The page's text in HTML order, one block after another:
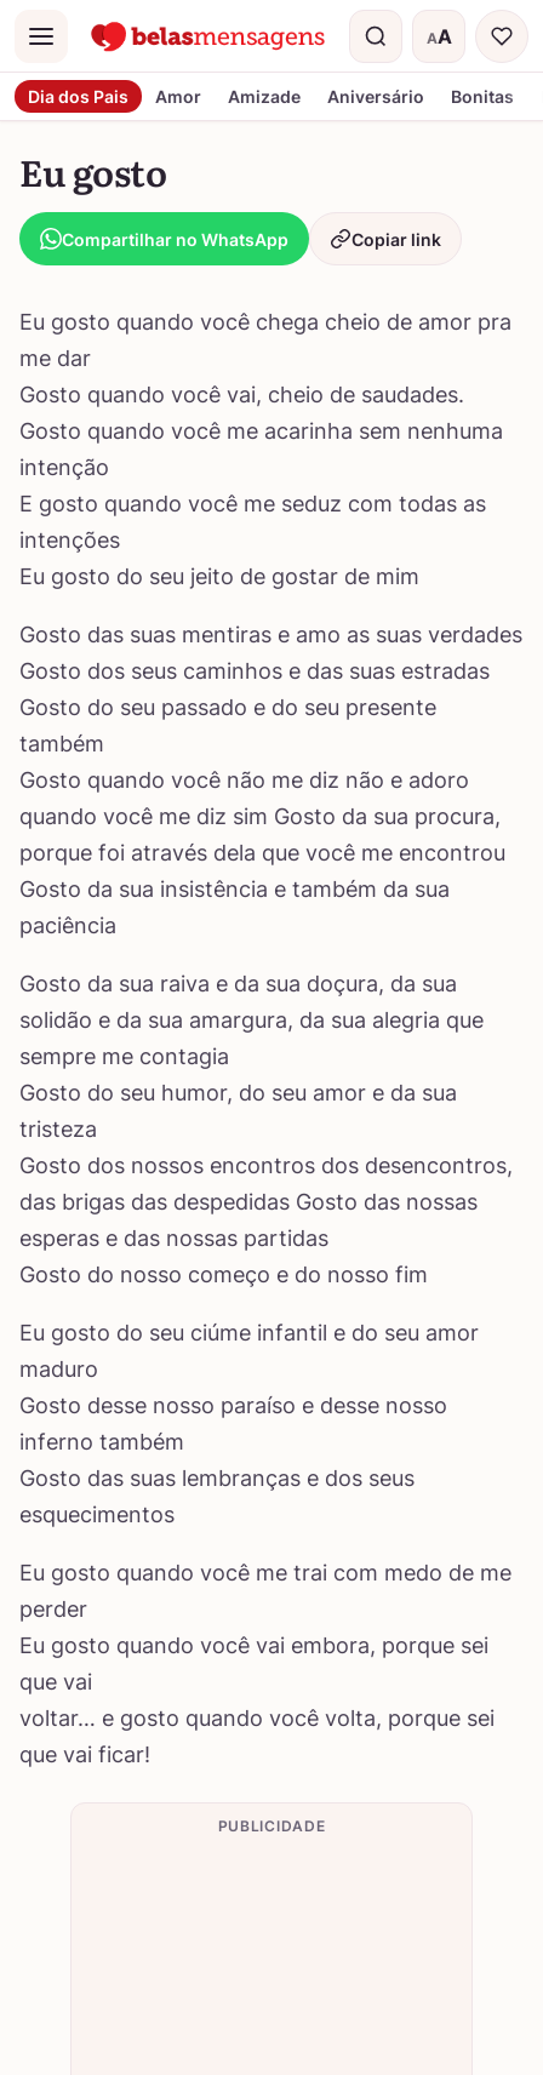
Menu AA
Tamanho do
Dia dos Pais Amor Amizade Aniversário Bonitas
Eu gosto
Compartilhar no WhatsApp Copiar link
Eu gosto quando você chega cheio de amor pra
me dar
Gosto quando você vai, cheio de saudades.
Gosto quando você me acarinha sem nenhuma
intenção
E gosto quando você me seduz com todas as
intenções
Eu gosto do seu jeito de gostar de mim
Gosto das suas mentiras e amo as suas verdades
Gosto dos seus caminhos e das suas estradas
Gosto do seu passado e do seu presente
também
Gosto quando você não me diz não e adoro
quando você me diz sim Gosto da sua procura,
porque foi através dela que você me encontrou
Gosto da sua insistência e também da sua
paciência
Gosto da sua raiva e da sua doçura, da sua
solidão e da sua amargura, da sua alegria que
sempre me contagia
Gosto do seu humor, do seu amor e da sua
tristeza
Gosto dos nossos encontros dos desencontros,
das brigas das despedidas Gosto das nossas
esperas e das nossas partidas
Gosto do nosso começo e do nosso fim
Eu gosto do seu ciúme infantil e do seu amor
maduro
Gosto desse nosso paraíso e desse nosso
inferno também
Gosto das suas lembranças e dos seus
esquecimentos
Eu gosto quando você me trai com medo de me
perder
Eu gosto quando você vai embora, porque sei
que vai
voltar… e gosto quando você volta, porque sei
que vai ficar!
PUBLICIDADE